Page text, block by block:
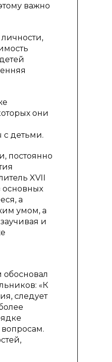
важно
они
детьми.
постоянно
XVII
основных
а
умом, а
и
«К
следует